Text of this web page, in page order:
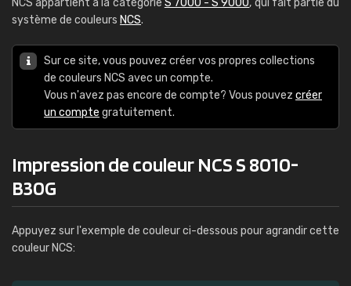
NCS appartient à la catégorie S 7000 - S 9000, qui fait partie du
système de couleurs NCS.
Sur ce site, vous pouvez créer vos propres collections
de couleurs NCS avec un compte.
Vous n'avez pas encore de compte? Vous pouvez créer
un compte gratuitement.
Impression de couleur NCS S 8010-
B30G
Appuyez sur l'exemple de couleur ci-dessous pour agrandir cette
couleur NCS: